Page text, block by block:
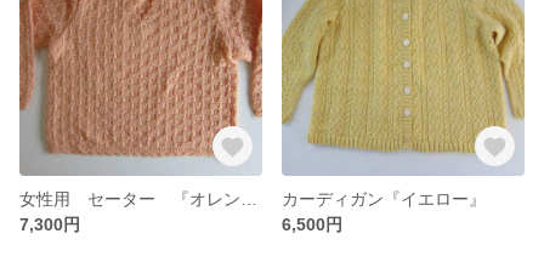
7,300円
カーディガン『イエロー』
6,500円